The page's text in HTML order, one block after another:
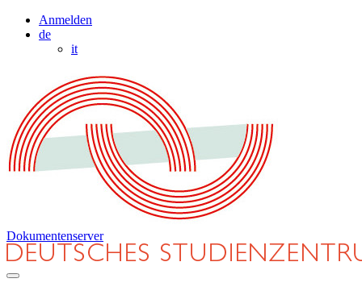
Anmelden
de
it
Dokumentenserver